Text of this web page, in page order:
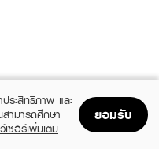
ระสิทธิภาพ และ
ามารถศึกษา
เซอร์เพิ่มเติม
ยอมรับ